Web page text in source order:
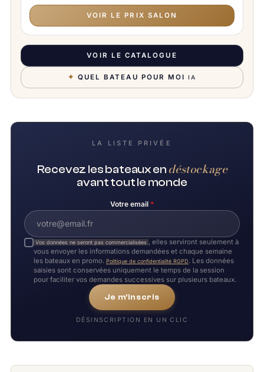
VOIR LE PRIX SALON
VOIR LE CATALOGUE
✦ QUEL BATEAU POUR MOIIA
LA LISTE PRIVÉE
Recevez les bateaux en déstockage
avant tout le monde
Votre email *
Vos données ne seront pas commercialisées , elles serviront seulement à
vous envoyer les informations demandées et chaque semaine
les bateaux en promo. Politique de confidentialité RGPD. Les données
saisies sont conservées uniquement le temps de la session
pour faciliter vos demandes successives sur plusieurs bateaux.
Je m'inscris
DÉSINSCRIPTION EN UN CLIC